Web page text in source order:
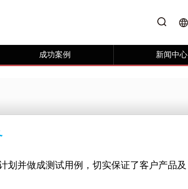
成功案例 新闻中心
划并做成测试用例，切实保证了客户产品及